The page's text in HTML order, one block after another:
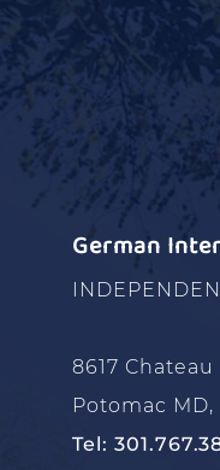
German
8617 Chateau
Potomac MD,
Tel: